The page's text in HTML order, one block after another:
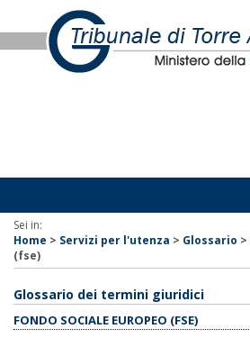
Sei in:
Home > Servizi per l'utenza > Glossario >
(fse)
Glossario dei termini giuridici
FONDO SOCIALE EUROPEO (FSE)